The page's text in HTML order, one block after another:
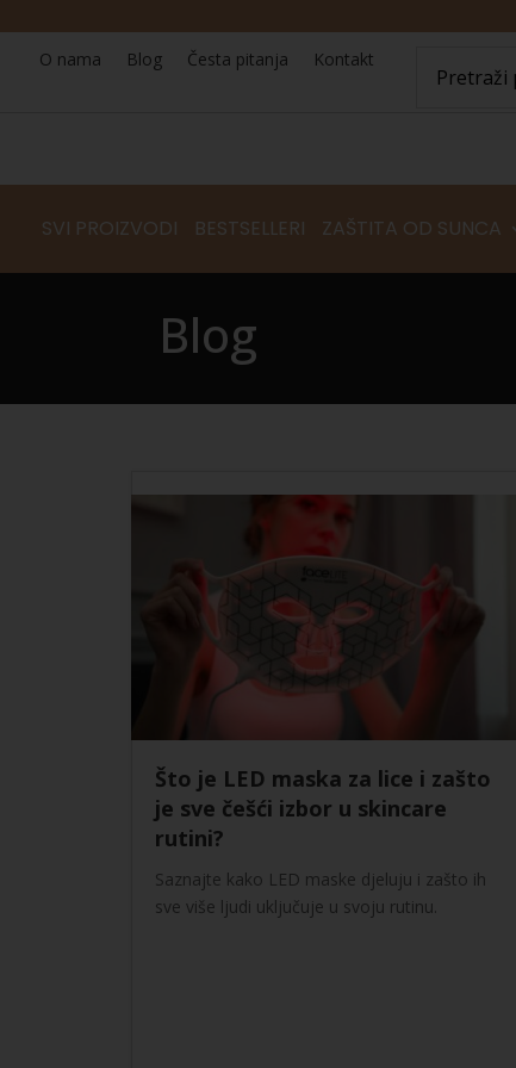
O nama
Blog Česta pitanja Kontakt
SVI PROIZVODI BESTSELLERI ZAŠTITA OD SUNCA
Blog
Što je LED maska za lice i zašto
je sve češći izbor u skincare
rutini?
Saznajte kako LED maske djeluju i zašto ih
sve više ljudi uključuje u svoju rutinu.